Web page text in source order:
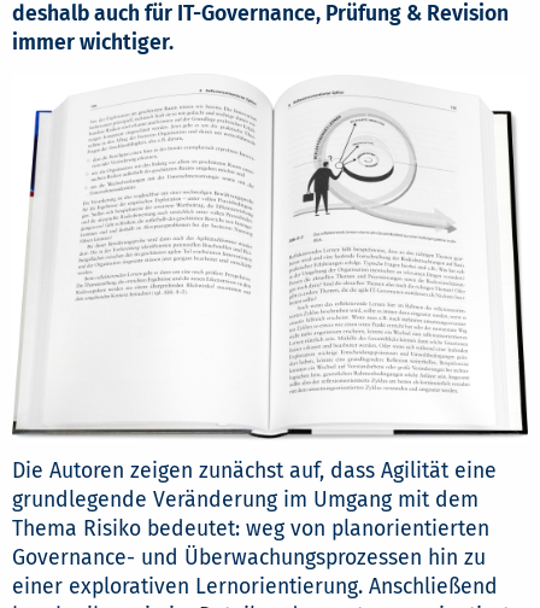
deshalb auch für IT-Governance, Prüfung & Revision
immer wichtiger.
Die Autoren zeigen zunächst auf, dass Agilität eine
grundlegende Veränderung im Umgang mit dem
Thema Risiko bedeutet: weg von planorientierten
Governance- und Überwachungsprozessen hin zu
einer explorativen Lernorientierung. Anschließend